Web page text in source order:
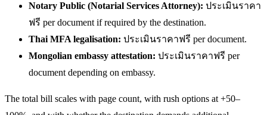
Notary Public (Notarial Services Attorney): ประเมินราคา
ฟรี per document if required by the destination.
Thai MFA legalisation: ประเมินราคาฟรี per document.
Mongolian embassy attestation: ประเมินราคาฟรี per
document depending on embassy.
The total bill scales with page count, with rush options at +50–